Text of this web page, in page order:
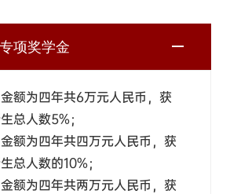
项奖学金
额为四年共6万元人民币，获
总人数5%；
额为四年共四万元人民币，获
总人数的10%；
额为四年共两万元人民币，获